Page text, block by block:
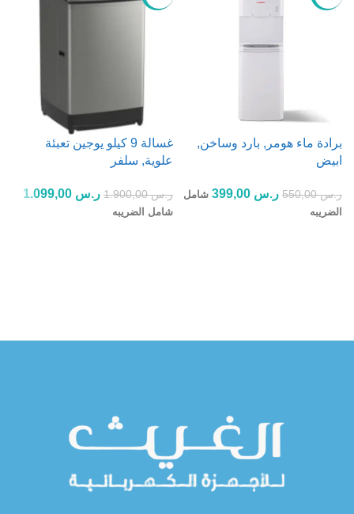
برادة ماء هومر, بارد وساخن,
ابيض
ر.س550,00 ر.س
شامل
الضريبه
غسالة 9 كيلو يوجين تعبئة
علوية, سلفر
ر.س1.900,00 ر.س
شامل الضريبه